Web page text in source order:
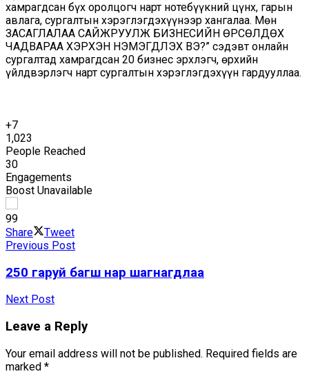
хамрагдсан бүх оролцогч нарт нотебүүкний цүнх, гарын
авлага, сургалтын хэрэглэгдэхүүнээр хангалаа. Мөн
ЗАСАГЛАЛАА САЙЖРУУЛЖ БИЗНЕСИЙН ӨРСӨЛДӨХ
ЧАДВАРАА ХЭРХЭН НЭМЭГДҮҮЛЭХ ВЭ?” сэдэвт онлайн
сургалтад хамрагдсан 20 бизнес эрхлэгч, өрхийн
үйлдвэрлэгч нарт сургалтын хэрэглэгдэхүүн гардууллаа.
+7
1,023
People Reached
30
Engagements
Boost Unavailable
99
Share
Tweet
Previous Post
250 гаруй багш нар шагнагдлаа
Next Post
Leave a Reply
Your email address will not be published. Required fields are
marked *